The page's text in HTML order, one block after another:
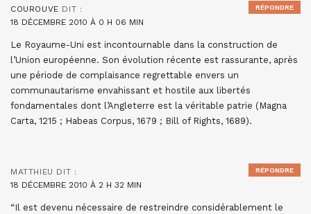
COUROUVE DIT :
18 DÉCEMBRE 2010 À 0 H 06 MIN
Le Royaume-Uni est incontournable dans la construction de
l’Union européenne. Son évolution récente est rassurante, après
une période de complaisance regrettable envers un
communautarisme envahissant et hostile aux libertés
fondamentales dont l’Angleterre est la véritable patrie (Magna
Carta, 1215 ; Habeas Corpus, 1679 ; Bill of Rights, 1689).
RÉPONDRE
MATTHIEU DIT :
18 DÉCEMBRE 2010 À 2 H 32 MIN
“Il est devenu nécessaire de restreindre considérablement le
RÉPONDRE